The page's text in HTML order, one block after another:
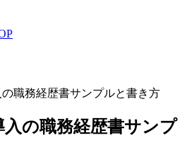
職務経歴書サンプルと書き方
入の職務経歴書サンプ